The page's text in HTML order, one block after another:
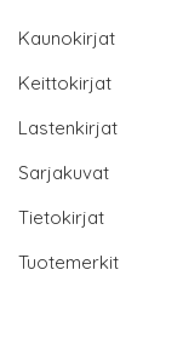
Kaunokirjat
Keittokirjat
Lastenkirjat
Sarjakuvat
Tietokirjat
Tuotemerkit